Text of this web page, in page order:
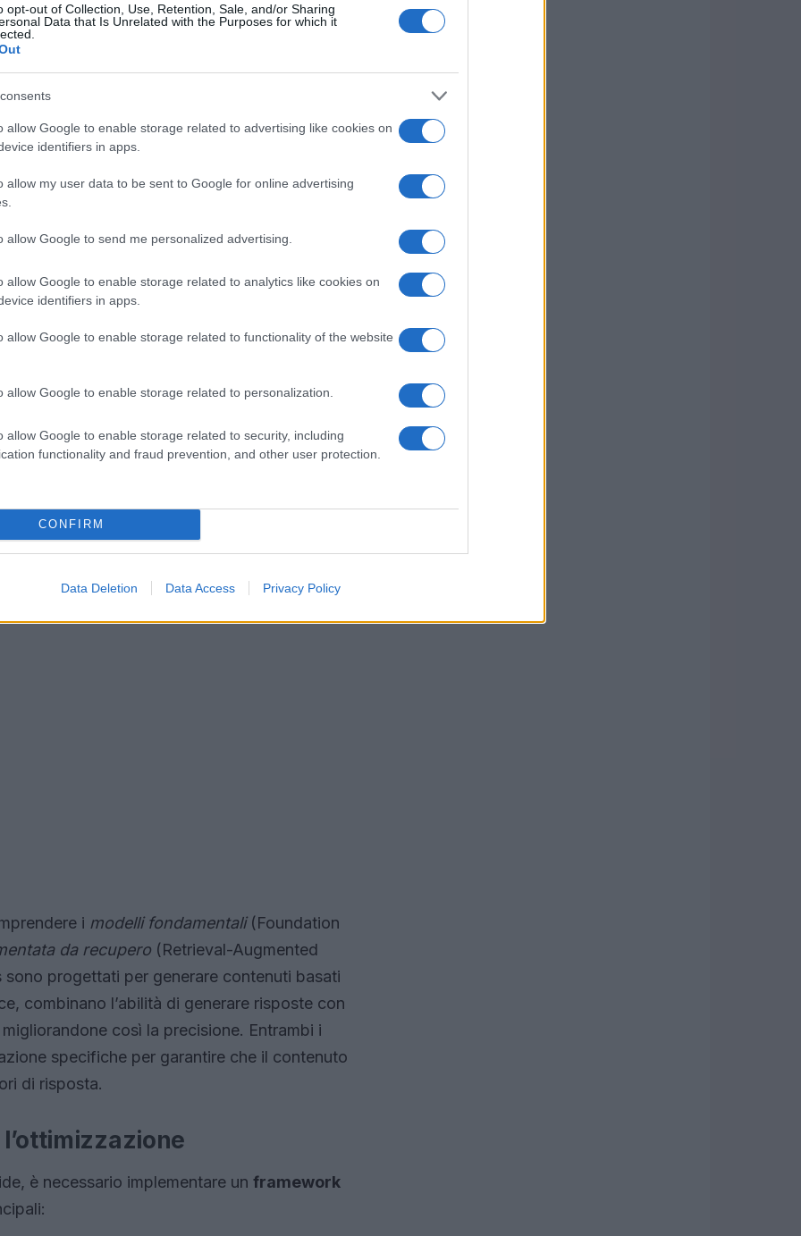
opt-out of Collection, Use, Retention, Sale, and/or Sharing
Data that Is Unrelated with the Purposes for which it
allow Google to enable storage related to advertising like cookies on
identifiers in apps.
allow my user data to be sent to Google for online advertising
allow Google to send me personalized advertising.
allow Google to enable storage related to analytics like cookies on
identifiers in apps.
allow Google to enable storage related to functionality of the website
allow Google to enable storage related to personalization.
allow Google to enable storage related to security, including
functionality and fraud prevention, and other user protection.
CONFIRM
Data Deletion Data Access Privacy Policy
ottengono risposte immediate senza dover
chiaro: il tasso di zero-click è salito al 95%
e il 99% con ChatGPT. Questa tendenza ha
Through Rate) organico, con le prime
del CTR da28%a19% , pari a un calo
da un paradigma di “visibilità” a uno di
aziende devono considerare la propria
generano clic possono comunque
degli utenti, rendendo vitale
e motori di risposta
di rispostarisulta cruciale nel panorama
si concentrano sull’indicizzazione e
Al contrario, i motori di risposta, come quelli
dirette a domande specifiche. Questo
adottare un approccio differente nella
i modelli fondamentali(Foundation
da recupero (Retrieval-Augmented
progettati per generare contenuti basati
combinano l’abilità di generare risposte con
così la precisione. Entrambi i
specifiche per garantire che il contenuto
di risposta.
è necessario implementare un framework